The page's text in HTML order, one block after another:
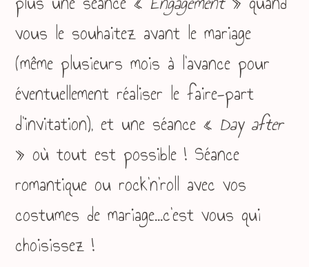
vous le souhaitez avant le mariage
(même plusieurs mois à l’avance pour
éventuellement réaliser le faire-part
d’invitation), et une séance « Day after
» où tout est possible ! Séance
romantique ou rock’n’roll avec vos
costumes de mariage…c’est vous qui
choisissez !